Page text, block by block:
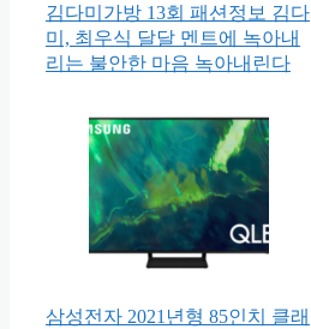
김다미가방 13회 패션정보 김다
미, 최우식 달달 멘트에 녹아내
리는 불안한 마음 녹아내린다
삼성전자 2021년형 85인치 클래